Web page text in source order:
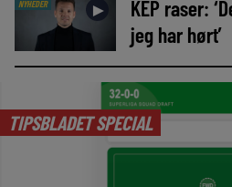
NYHEDER ►
KEP raser:
jeg har hørt’
TIPSBLADET SPECIAL